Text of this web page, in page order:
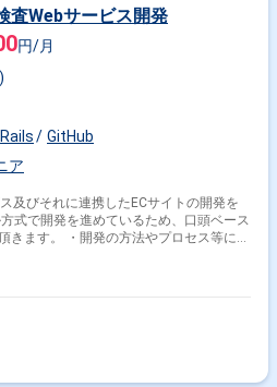
社では、法人、請負いの案件は取り扱ってお
査Webサービス開発
円/月
Rails
GitHub
ア
及びそれに連携したECサイトの開発を
式で開発を進めているため、口頭ベース
きます。 ・開発の方法やプロセス等に関
スト, システムテスト